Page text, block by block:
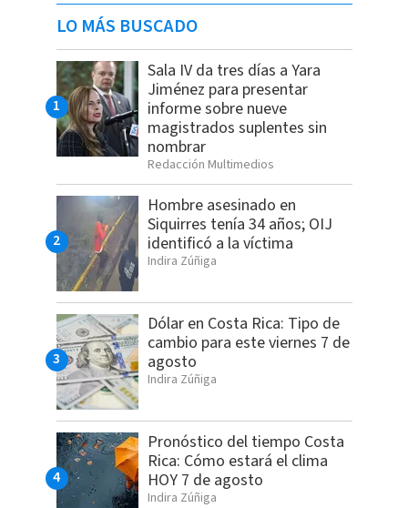
LO MÁS BUSCADO
Sala IV da tres días a Yara
Jiménez para presentar
informe sobre nueve
magistrados suplentes sin
nombrar
Redacción Multimedios
Hombre asesinado en
Siquirres tenía 34 años; OIJ
identificó a la víctima
Indira Zúñiga
Dólar en Costa Rica: Tipo de
cambio para este viernes 7 de
agosto
Indira Zúñiga
Pronóstico del tiempo Costa
Rica: Cómo estará el clima
HOY 7 de agosto
Indira Zúñiga